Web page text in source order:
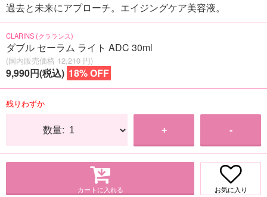
過去と未来にアプローチ。エイジングケア美容液。
CLARINS (クラランス)
ダブル セーラム ライト ADC 30ml
(国内販売価格 12,210 円)
9,990円(税込) 18% OFF
残りわずか
数量: + -
カートに入れる お気に入り